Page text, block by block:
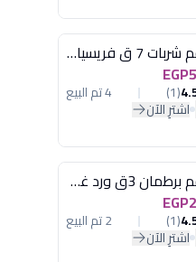
طقم شربات 7 ق فريسيا لومينارك
(1) 4 تم البيع
اشترِ الآن
طقم برطمان 3ق ورد غطاء مينت جرين هيريفين
(1) 2 تم البيع
اشترِ الآن